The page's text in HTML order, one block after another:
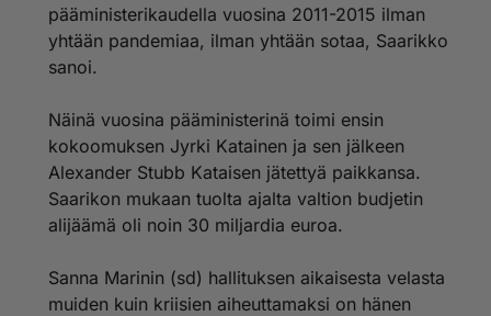
pääministerikaudella vuosina 2011-2015 ilman
yhtään pandemiaa, ilman yhtään sotaa, Saarikko
sanoi.
Näinä vuosina pääministerinä toimi ensin
kokoomuksen Jyrki Katainen ja sen jälkeen
Alexander Stubb Kataisen jätettyä paikkansa.
Saarikon mukaan tuolta ajalta valtion budjetin
alijäämä oli noin 30 miljardia euroa.
Sanna Marinin (sd) hallituksen aikaisesta velasta
muiden kuin kriisien aiheuttamaksi on hänen